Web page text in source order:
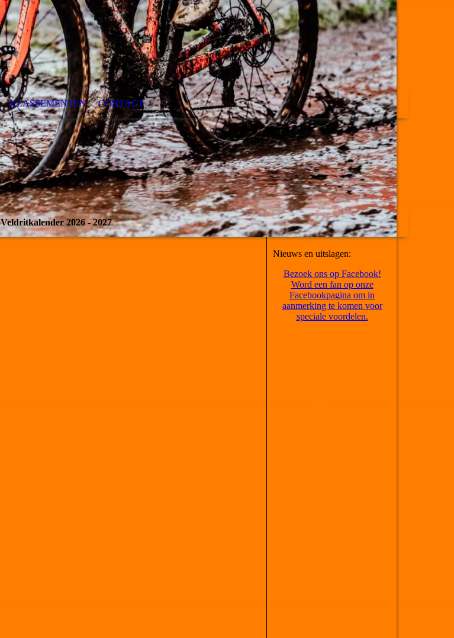
KLASSEMENTEN CONTACT
Veldritkalender 2026 - 2027
Nieuws en uitslagen:
Bezoek ons op Facebook!
Word een fan op onze
Facebookpagina om in
aanmerking te komen voor
speciale voordelen.